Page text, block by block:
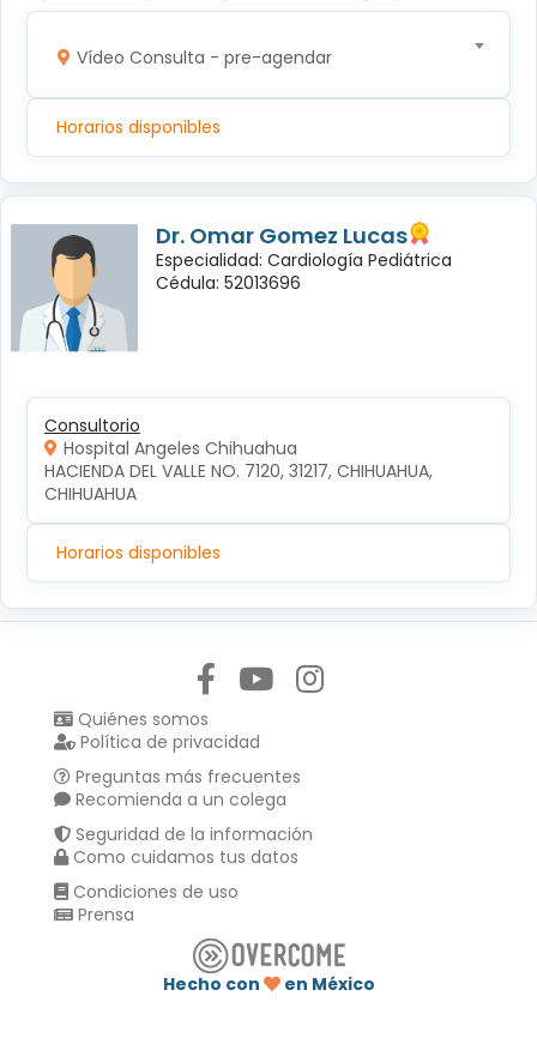
Vídeo Consulta - pre-agendar
Horarios disponibles
Dr. Omar Gomez Lucas
Especialidad: Cardiología Pediátrica
Cédula: 52013696
Consultorio
Hospital Angeles Chihuahua
HACIENDA DEL VALLE NO. 7120, 31217, CHIHUAHUA,
CHIHUAHUA
Horarios disponibles
Quiénes somos
Política de privacidad
Preguntas más frecuentes
Recomienda a un colega
Seguridad de la información
Como cuidamos tus datos
Condiciones de uso
Prensa
Hecho con
en México